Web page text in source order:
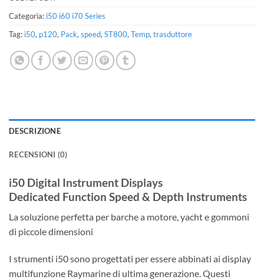
Categoria: i50 i60 i70 Series
Tag: i50, p120, Pack, speed, ST800, Temp, trasduttore
DESCRIZIONE
RECENSIONI (0)
i50 Digital Instrument Displays
Dedicated Function Speed & Depth Instruments
La soluzione perfetta per barche a motore, yacht e gommoni
di piccole dimensioni
I strumenti i50 sono progettati per essere abbinati ai display
multifunzione Raymarine di ultima generazione. Questi